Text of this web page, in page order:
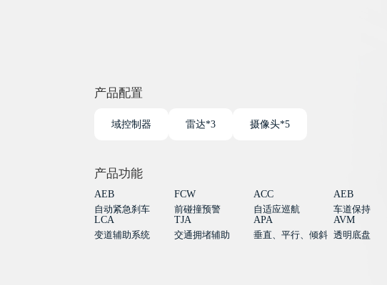
产品配置
域控制器 雷达*3 摄像头*5
产品功能
AEB
自动紧急刹车
FCW
前碰撞预警
ACC
自适应巡航
AEB
车道保持
LCA
变道辅助系统
TJA
交通拥堵辅助
APA
垂直、平行、倾斜
AVM
透明底盘